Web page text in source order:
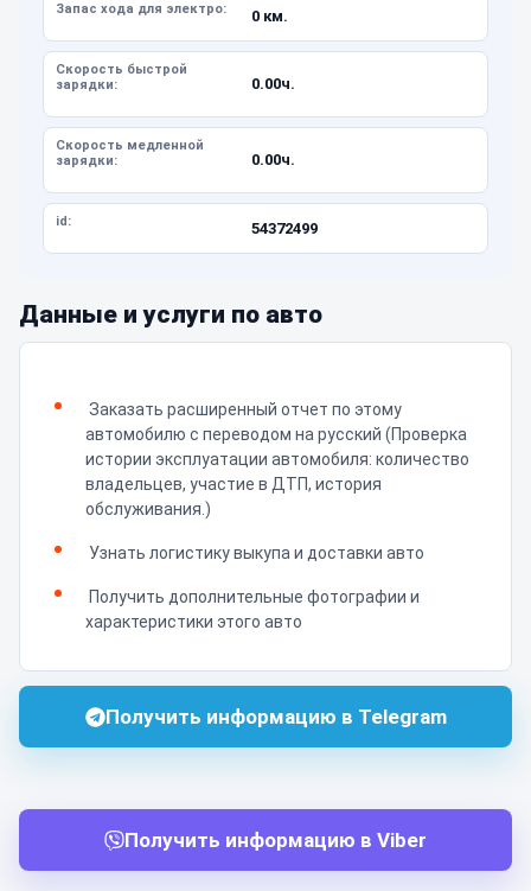
Запас хода для электро: 0 км.
Скорость быстрой
зарядки:
0.00ч.
Скорость медленной
зарядки:
0.00ч.
id: 54372499
Данные и услуги по авто
Заказать расширенный отчет по этому
автомобилю с переводом на русский (Проверка
истории эксплуатации автомобиля: количество
владельцев, участие в ДТП, история
обслуживания.)
Узнать логистику выкупа и доставки авто
Получить дополнительные фотографии и
характеристики этого авто
Получить информацию в Telegram
Получить информацию в Viber